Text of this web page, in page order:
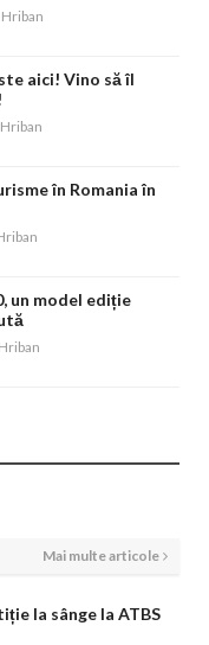
aici! Vino să îl
în Romania în
un model ediție
Mai multe articole
la sânge la ATBS